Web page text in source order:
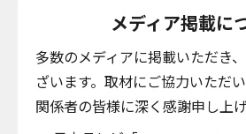
メディア掲載に
多数のメディアに掲載いただき
ざいます。取材にご協力いただ
関係者の皆様に深く感謝申し上げ